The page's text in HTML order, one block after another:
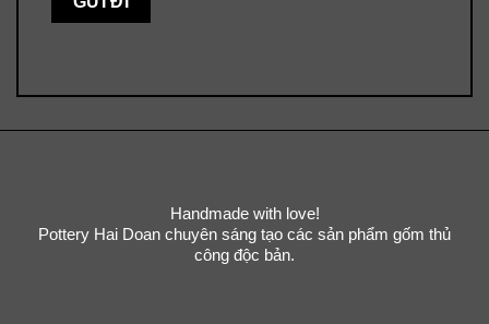
Handmade with love!
Pottery Hai Doan chuyên sáng tạo các sản phẩm gốm thủ
công độc bản.